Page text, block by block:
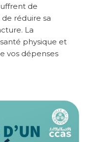
de
réduire sa
La
physique et
vos dépenses